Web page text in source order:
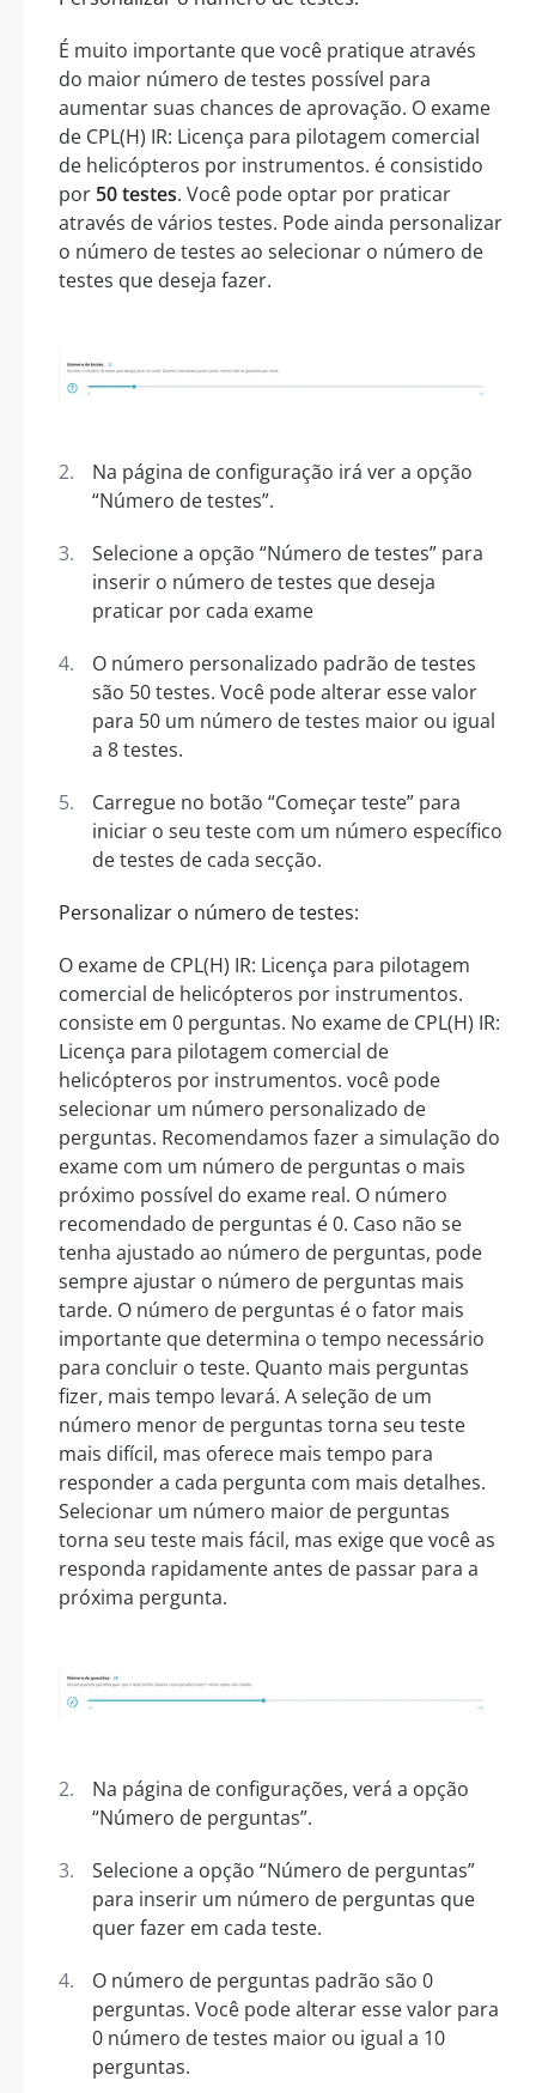
É muito importante que você pratique através
do maior número de testes possível para
aumentar suas chances de aprovação. O exame
de CPL(H) IR: Licença para pilotagem comercial
de helicópteros por instrumentos. é consistido
por 50 testes. Você pode optar por praticar
através de vários testes. Pode ainda personalizar
o número de testes ao selecionar o número de
testes que deseja fazer.
Na página de configuração irá ver a opção
“Número de testes”.
Selecione a opção “Número de testes” para
inserir o número de testes que deseja
praticar por cada exame
O número personalizado padrão de testes
são 50 testes. Você pode alterar esse valor
para 50 um número de testes maior ou igual
a 8 testes.
Carregue no botão “Começar teste” para
iniciar o seu teste com um número específico
de testes de cada secção.
Personalizar o número de testes:
O exame de CPL(H) IR: Licença para pilotagem
comercial de helicópteros por instrumentos.
consiste em 0 perguntas. No exame de CPL(H) IR:
Licença para pilotagem comercial de
helicópteros por instrumentos. você pode
selecionar um número personalizado de
perguntas. Recomendamos fazer a simulação do
exame com um número de perguntas o mais
próximo possível do exame real. O número
recomendado de perguntas é 0. Caso não se
tenha ajustado ao número de perguntas, pode
sempre ajustar o número de perguntas mais
tarde. O número de perguntas é o fator mais
importante que determina o tempo necessário
para concluir o teste. Quanto mais perguntas
fizer, mais tempo levará. A seleção de um
número menor de perguntas torna seu teste
mais difícil, mas oferece mais tempo para
responder a cada pergunta com mais detalhes.
Selecionar um número maior de perguntas
torna seu teste mais fácil, mas exige que você as
responda rapidamente antes de passar para a
próxima pergunta.
Na página de configurações, verá a opção
“Número de perguntas”.
Selecione a opção “Número de perguntas”
para inserir um número de perguntas que
quer fazer em cada teste.
O número de perguntas padrão são 0
perguntas. Você pode alterar esse valor para
0 número de testes maior ou igual a 10
perguntas.